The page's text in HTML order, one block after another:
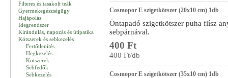
Filteres és tasakolt teák
Gyermekegészségügy
Hajápolás
Idegrendszer
Kirándulás, napozás és útipatika
Kötszerek és sebkezelés
Fertőtlenítés
Hegkezelés
Kötszerek
Sebfedők
Sebkezelés
Cosmopor E szigetkötszer (20x10 cm) 1db
Öntapadó szigetkötszer puha flísz
sebpárnával.
400 Ft
400 Ft/db
Cosmopor E szigetkötszer (35x10 cm) 1db